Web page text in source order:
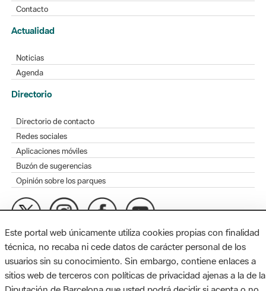
Contacto
Actualidad
Noticias
Agenda
Directorio
Directorio de contacto
Redes sociales
Aplicaciones móviles
Buzón de sugerencias
Opinión sobre los parques
MAPA WEB AVISO LEGAL ACCESIBILIDAD
Diputación de Barcelona. Edifici Llacuna, 1a planta. Badajoz, 49.
08005 Barcelona. Tel. 934 022 428 / xarxaparcs@diba.cat
Este portal web únicamente utiliza cookies propias con finalidad
técnica, no recaba ni cede datos de carácter personal de los
usuarios sin su conocimiento. Sin embargo, contiene enlaces a
sitios web de terceros con políticas de privacidad ajenas a la de la